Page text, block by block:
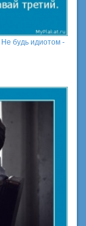
Не будь идиотом -